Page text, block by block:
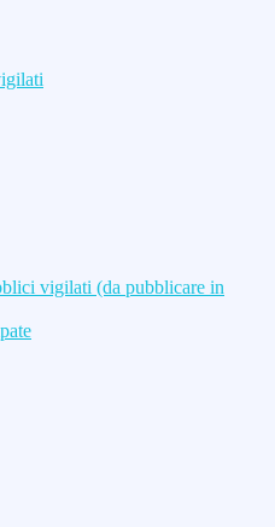
vigilati (da pubblicare in